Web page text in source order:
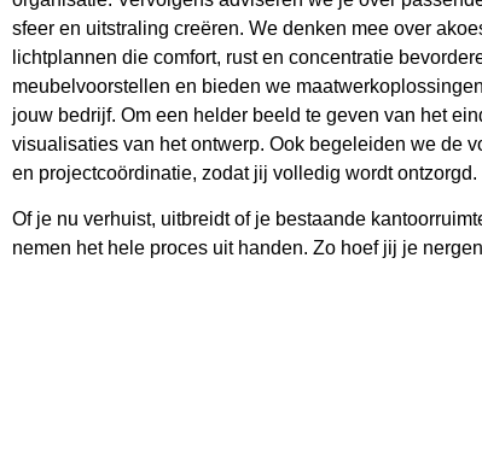
sfeer en uitstraling creëren. We denken mee over
lichtplannen die comfort, rust en concentratie
meubelvoorstellen en bieden we
jouw bedrijf. Om een helder beeld te geven van het
visualisaties van het ontwerp. Ook begeleiden we de
en projectcoördinatie, zodat jij volledig wordt ontzorgd.
Of je nu verhuist, uitbreidt of je bestaande
nemen het hele proces uit handen. Zo hoef jij je